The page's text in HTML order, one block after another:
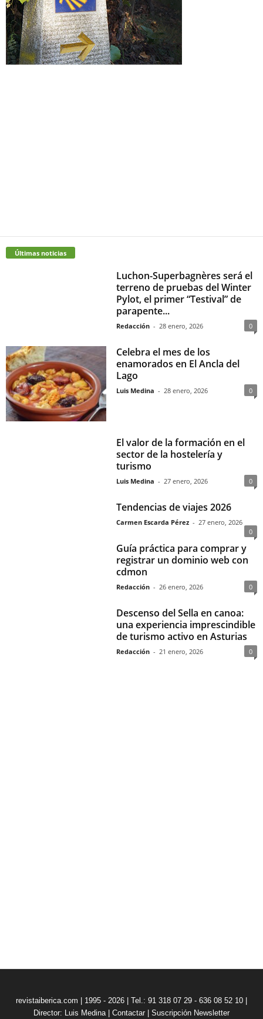
Últimas noticias
Luchon-Superbagnères será el
terreno de pruebas del Winter
Pylot, el primer “Testival” de
parapente...
Redacción - 28 enero, 2026 0
Celebra el mes de los
enamorados en El Ancla del
Lago
Luis Medina - 28 enero, 2026 0
El valor de la formación en el
sector de la hostelería y
turismo
Luis Medina - 27 enero, 2026 0
Tendencias de viajes 2026
Carmen Escarda Pérez - 27 enero, 2026
0
Guía práctica para comprar y
registrar un dominio web con
cdmon
Redacción - 26 enero, 2026 0
Descenso del Sella en canoa:
una experiencia imprescindible
de turismo activo en Asturias
Redacción - 21 enero, 2026 0
revistaiberica.com | 1995 - 2026 | Tel.: 91 318 07 29 - 636 08 52 10 |
Director: Luis Medina| Contactar Suscripción Newsletter